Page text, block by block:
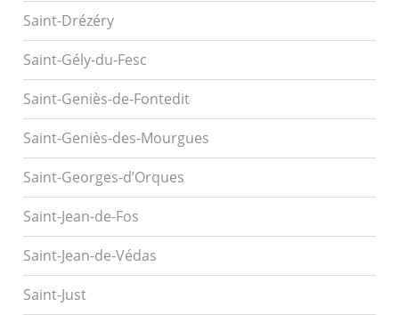
Saint-Drézéry
Saint-Gély-du-Fesc
Saint-Geniès-de-Fontedit
Saint-Geniès-des-Mourgues
Saint-Georges-d’Orques
Saint-Jean-de-Fos
Saint-Jean-de-Védas
Saint-Just